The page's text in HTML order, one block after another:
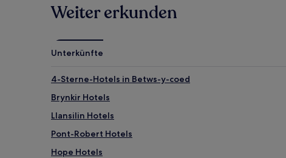
24 Stunden
für
Aufenthalt
mit
von
2 Erwachsenen
gefunden
Preise
und
Verfügbarkeiten
können
Weiter erkunden
Unterkünfte
4-Sterne-Hotels in Betws-y-coed
Brynkir Hotels
Llansilin Hotels
Pont-Robert Hotels
Hope Hotels